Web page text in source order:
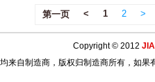
第一页 < 1 2 >
Copyright © 2012
来自制造商，版权归制造商所有，如